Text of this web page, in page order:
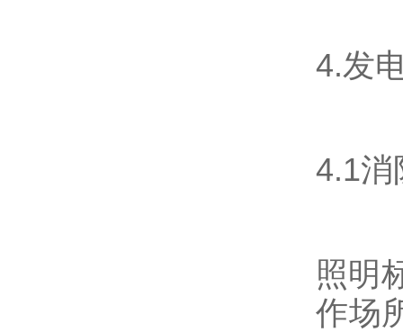
4.发
4.1消
照明
作场